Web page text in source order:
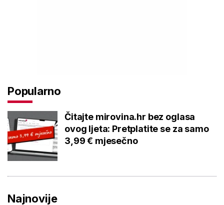
Popularno
Čitajte mirovina.hr bez oglasa
ovog ljeta: Pretplatite se za samo
3,99 € mjesečno
Najnovije